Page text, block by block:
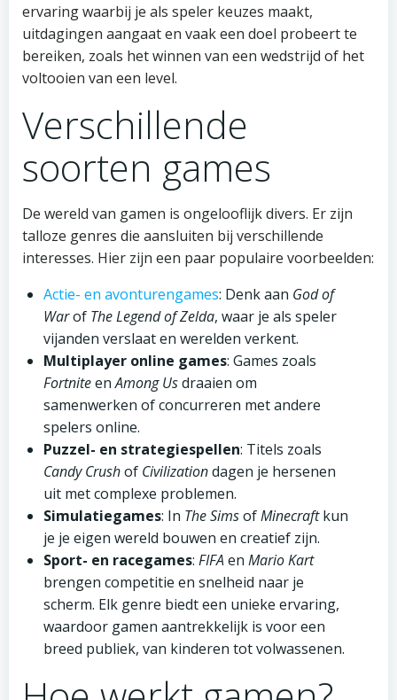
ervaring waarbij je als speler keuzes maakt,
uitdagingen aangaat en vaak een doel probeert te
bereiken, zoals het winnen van een wedstrijd of het
voltooien van een level.
Verschillende
soorten games
De wereld van gamen is ongelooflijk divers. Er zijn
talloze genres die aansluiten bij verschillende
interesses. Hier zijn een paar populaire voorbeelden:
Actie- en avonturengames: Denk aan God of
Warof The Legend of Zelda, waar je als speler
vijanden verslaat en werelden verkent.
Multiplayer online games: Games zoals
FortniteenAmong Usdraaien om
samenwerken of concurreren met andere
spelers online.
Puzzel- en strategiespellen: Titels zoals
Candy Crushof Civilizationdagen je hersenen
uit met complexe problemen.
Simulatiegames: In The SimsofMinecraftkun
je je eigen wereld bouwen en creatief zijn.
Sport- en racegames: FIFAen Mario Kart
brengen competitie en snelheid naar je
scherm. Elk genre biedt een unieke ervaring,
waardoor gamen aantrekkelijk is voor een
breed publiek, van kinderen tot volwassenen.